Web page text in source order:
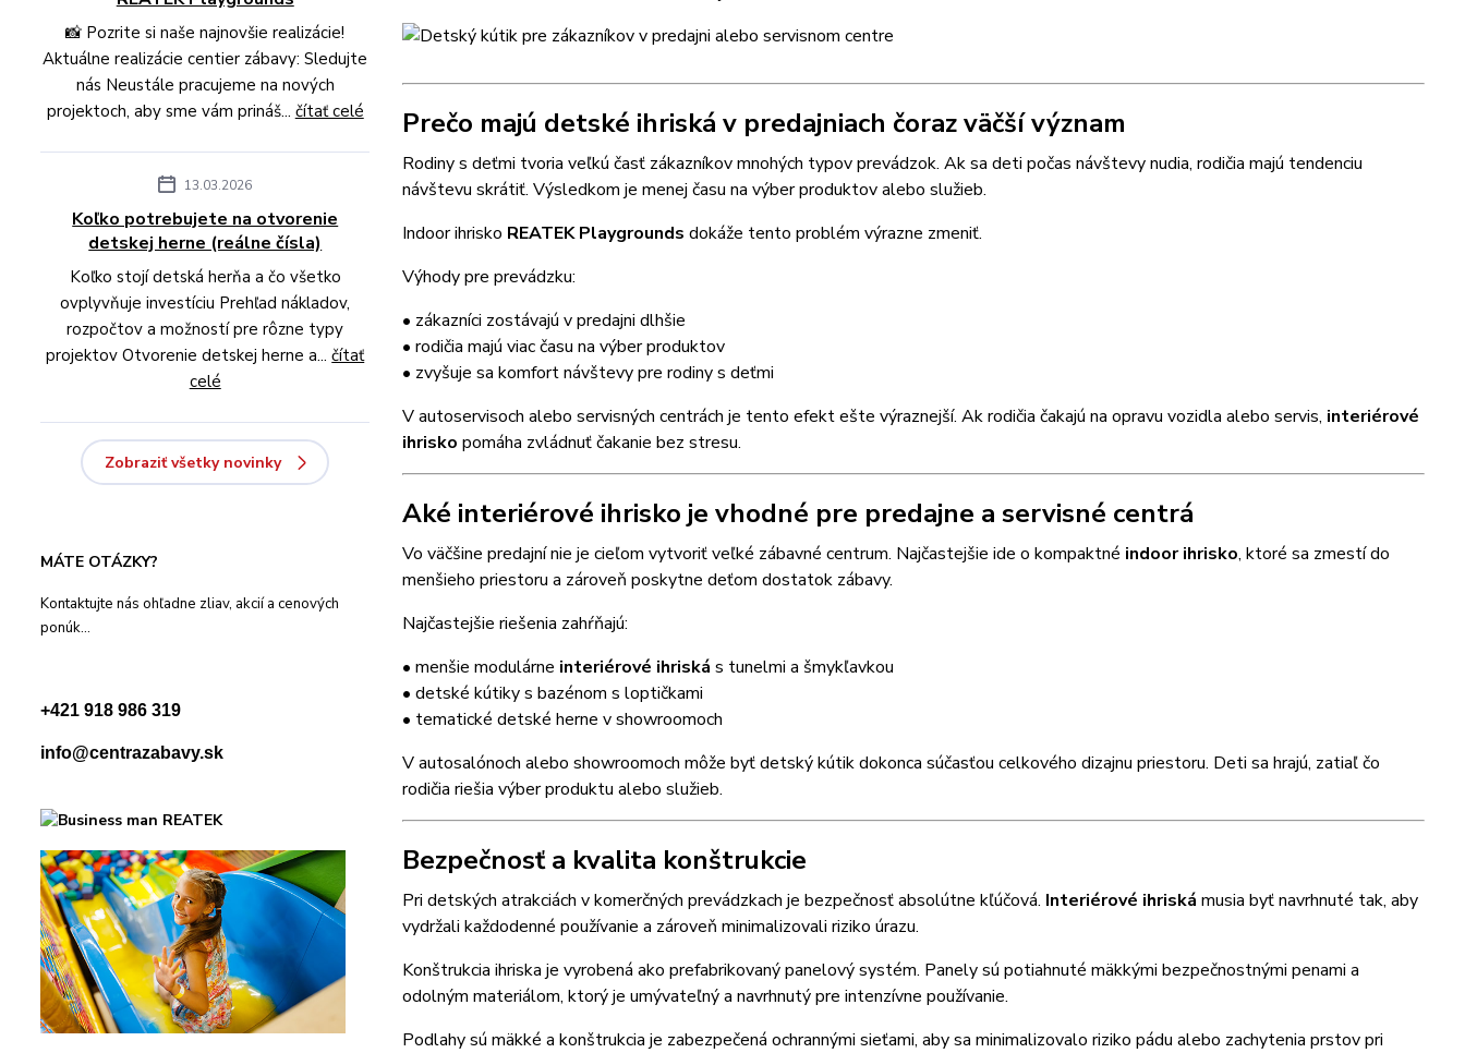
Prečo majú detské ihriská v predajniach čoraz väčší význam
Rodiny s deťmi tvoria veľkú časť zákazníkov mnohých typov prevádzok. Ak sa deti počas návštevy nudia, rodičia majú tendenciu
návštevu skrátiť. Výsledkom je menej času na výber produktov alebo služieb.
Indoor ihrisko REATEK Playgrounds dokáže tento problém výrazne zmeniť.
Výhody pre prevádzku:
• zákazníci zostávajú v predajni dlhšie
• rodičia majú viac času na výber produktov
• zvyšuje sa komfort návštevy pre rodiny s deťmi
V autoservisoch alebo servisných centrách je tento efekt ešte výraznejší. Ak rodičia čakajú na opravu vozidla alebo servis, interiérové
ihriskopomáha zvládnuť čakanie bez stresu.
Aké interiérové ihrisko je vhodné pre predajne a servisné centrá
Vo väčšine predajní nie je cieľom vytvoriť veľké zábavné centrum. Najčastejšie ide o kompaktné indoor ihrisko, ktoré sa zmestí do
menšieho priestoru a zároveň poskytne deťom dostatok zábavy.
Najčastejšie riešenia zahŕňajú:
• menšie modulárne interiérové ihriská s tunelmi a šmykľavkou
• detské kútiky s bazénom s loptičkami
• tematické detské herne v showroomoch
V autosalónoch alebo showroomoch môže byť detský kútik dokonca súčasťou celkového dizajnu priestoru. Deti sa hrajú, zatiaľ čo
rodičia riešia výber produktu alebo služieb.
Bezpečnosť a kvalita konštrukcie
Pri detských atrakciách v komerčných prevádzkach je bezpečnosť absolútne kľúčová. Interiérové ihriská musia byť navrhnuté tak, aby
vydržali každodenné používanie a zároveň minimalizovali riziko úrazu.
Konštrukcia ihriska je vyrobená ako prefabrikovaný panelový systém. Panely sú potiahnuté mäkkými bezpečnostnými penami a
odolným materiálom, ktorý je umývateľný a navrhnutý pre intenzívne používanie.
Podlahy sú mäkké a konštrukcia je zabezpečená ochrannými sieťami, aby sa minimalizovalo riziko pádu alebo zachytenia prstov pri
📸 Pozrite si naše najnovšie realizácie!
Aktuálne realizácie centier zábavy: Sledujte
nás Neustále pracujeme na nových
projektoch, aby sme vám prináš... čítať celé
13.03.2026
Koľko potrebujete na otvorenie
detskej herne (reálne čísla)
Koľko stojí detská herňa a čo všetko
ovplyvňuje investíciu Prehľad nákladov,
rozpočtov a možností pre rôzne typy
projektov Otvorenie detskej herne a...čítať
celé
Zobraziť všetky novinky
MÁTE OTÁZKY?
Kontaktujte nás ohľadne zliav, akcií a cenových
ponúk...
+421 918 986 319
info@centrazabavy.sk